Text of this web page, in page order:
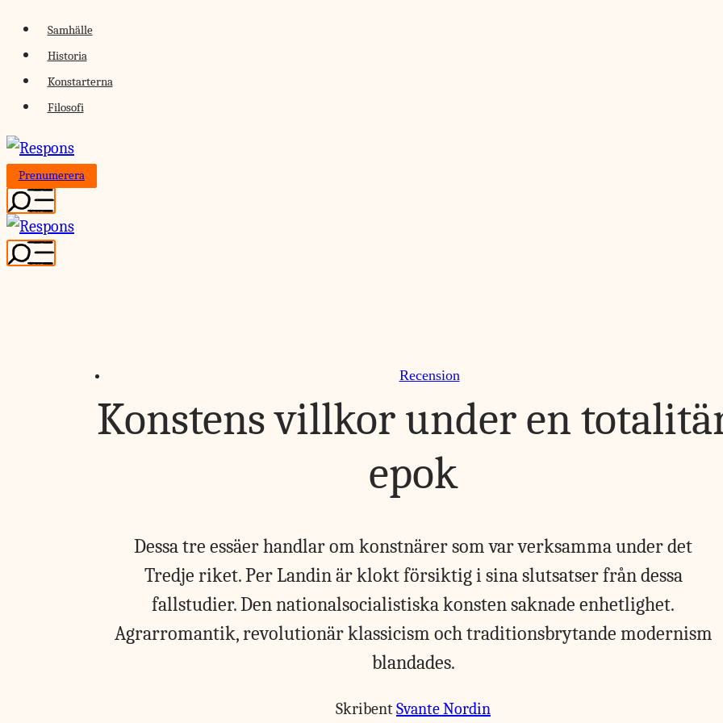
Skip
content
Samhälle
Historia
Konstarterna
Filosofi
Prenumerera
Recension
Konstens villkor under en
epok
Dessa tre essäer handlar om konstnärer som var verksamma under det
Tredje riket. Per Landin är klokt försiktig i sina slutsatser från dessa
fallstudier. Den nationalsocialistiska konsten saknade enhetlighet.
Agrarromantik, revolutionär klassicism och traditionsbrytande modernism
blandades.
SkribentSvante Nordin